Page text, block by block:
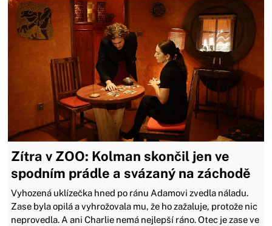
Zítra v ZOO: Kolman skončil jen ve
spodním prádle a svázaný na záchodě
Vyhozená uklízečka hned po ránu Adamovi zvedla náladu.
Zase byla opilá a vyhrožovala mu, že ho zažaluje, protože nic
neprovedla. A ani Charlie nemá nejlepší ráno. Otec je zase ve